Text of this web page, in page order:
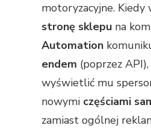
motoryzacyjne. Kiedy
stronę sklepu na
Automation
endem (poprzez
wyświetlić mu
nowymi częściami
zamiast ogólnej